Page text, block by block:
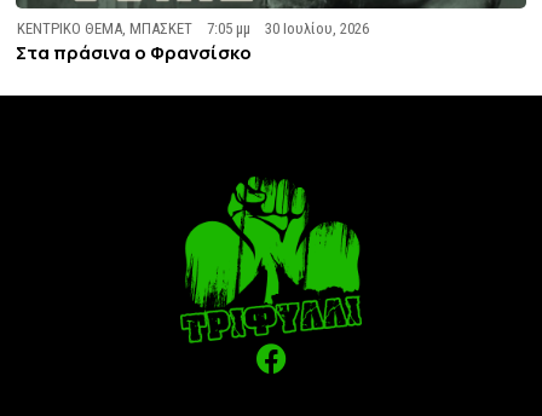
ΚΕΝΤΡΙΚΟ ΘΕΜΑ,ΜΠΑΣΚΕΤ 7:05 μμ 30 Ιουλίου, 2026
Στα πράσινα ο Φρανσίσκο